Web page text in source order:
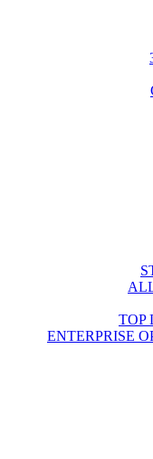
TOP
ENTERPRISE